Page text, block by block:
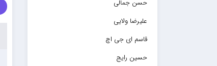
حسن جمالی
علیرضا ولایی
قاسم ای جی اچ
حسین رایج